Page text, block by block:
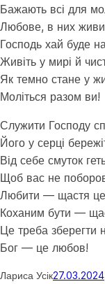
Бажають всі для
Любове, в них
Господь хай буде
Живіть у мирі й
Як темно стане у
Моліться разом ви!
Служити Господу
Його у серці
Від себе смуток
Щоб вас не
Любити — щастя
Коханим бути —
Це треба зберегти
Бог — це любов!
Лариса Усік27.03.2024